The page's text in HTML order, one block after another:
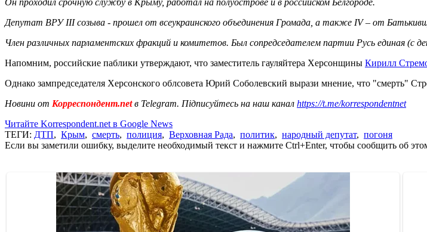
Депутат ВРУ III созыва - прошел от всеукраинского объединения Громада, а также IV – от
Член различных парламентских фракций и комитетов. Был сопредседателем партии Русь единая (с
Напомним, российские паблики утверждают, что заместитель гауляйтера Херсонщины Кирилл
Однако зампредседателя Херсонского облсовета Юрий Соболевский вырази мнение, что "смерть"
Новини от Корреспондент.netв Telegram. Підписуйтесь на наш канал https://t.me/korrespondentnet
Читайте Korrespondent.net в Google News
ТЕГИ: ДТП, Крым, смерть, полиция, Верховная Рада, политик, народный депутат, погоня
Если вы заметили ошибку, выделите необходимый текст и нажмите Ctrl+Enter, чтобы сообщить об